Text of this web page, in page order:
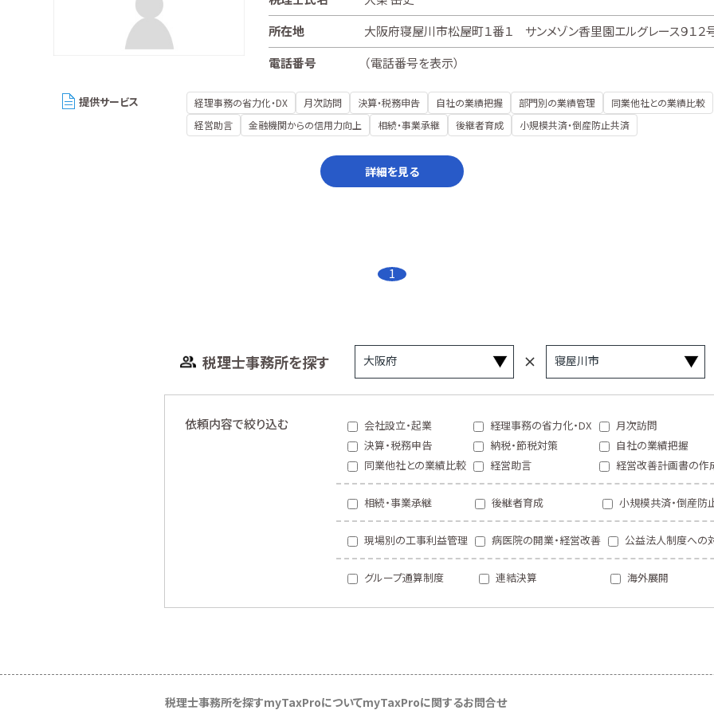
所在地
大阪府寝屋川市松屋町１番１ サンメゾン香里園エルグレース９１２
電話番号
（電話番号を表示）
提供サービス 経理事務の省力化・DX 月次訪問 決算・税務申告 自社の業績把握 部門別の業績管理
同業他社との業績比較
経営助言
金融機関からの信用力向上 相続・事業承継 後継者育成 小規模共済・倒産防止共済
詳細を見る
1
税理士事務所を探す
依頼内容で絞り込む 会社設立・起業 経理事務の省力化・DX
月次訪問
決算・税務申告
納税・節税対策
自社の業績把握
同業他社との業績比較
経営助言 経営改善計画書の作
相続・事業承継 後継者育成 小規模共済・倒産防
現場別の工事利益管理 病医院の開業・経営改善 公益法人制度への
グループ通算制度 連結決算 海外展開
税理士事務所を探すmyTaxProについてmyTaxProに関するお問合せ